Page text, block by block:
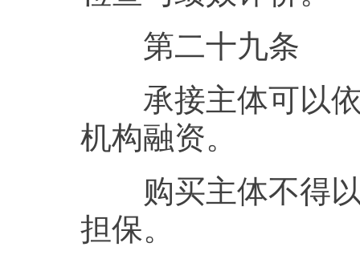
第二十九条
承接主体可以依
机构融资。
购买主体不得以
担保。